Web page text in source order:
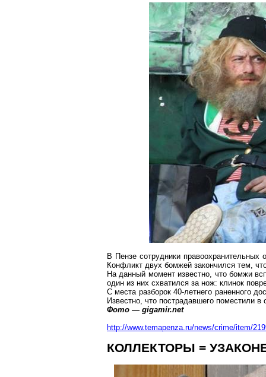
В Пензе сотрудники правоохранительных
Конфликт двух бомжей закончился тем,
На данный момент известно, что бомжи
один из них схватился за нож: клинок
С места разборок 40-летнего раненного
Известно, что пострадавшего поместили в
Фото — gigamir.net
http://www.temapenza.ru/news/crime/item/
КОЛЛЕКТОРЫ =